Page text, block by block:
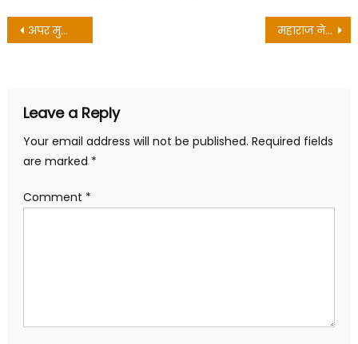
Post
अपर मुख्य सचिव ने की पीएम मोदी के आगामी पिथौरागढ़ भ्रमण कार्यक्रम की तैयारियों की समीक्षा महाराज ने बस संचालन के लिए हिमाचल के परिवहन मंत्री से किया अनुरोध, पत्र भेजकर रखी मुद्दे की बात
Leave a Reply
Your email address will not be published. Required fields
are marked *
Comment *